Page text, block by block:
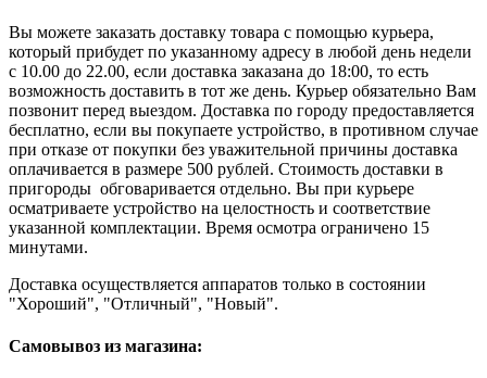
Вы можете заказать доставку товара с помощью курьера,
который прибудет по указанному адресу в любой день недели
с 10.00 до 22.00, если доставка заказана до 18:00, то есть
возможность доставить в тот же день. Курьер обязательно Вам
позвонит перед выездом. Доставка по городу предоставляется
бесплатно, если вы покупаете устройство, в противном случае
при отказе от покупки без уважительной причины доставка
оплачивается в размере 500 рублей. Стоимость доставки в
пригороды обговаривается отдельно. Вы при курьере
осматриваете устройство на целостность и соответствие
указанной комплектации. Время осмотра ограничено 15
минутами.
Доставка осуществляется аппаратов только в состоянии
"Хороший", "Отличный", "Новый".
Самовывоз из магазина: